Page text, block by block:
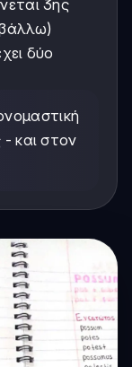
3ης
δύο
- και στον